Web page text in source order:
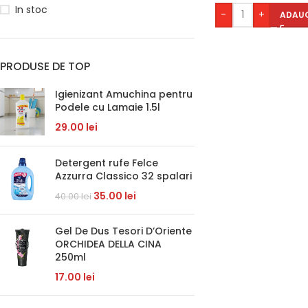
In stoc
PRODUSE DE TOP
Igienizant Amuchina pentru
Podele cu Lamaie 1.5l
29.00 lei
Detergent rufe Felce
Azzurra Classico 32 spalari
40.00lei 35.00 lei
Gel De Dus Tesori D’Oriente
ORCHIDEA DELLA CINA
250ml
17.00 lei
-
+